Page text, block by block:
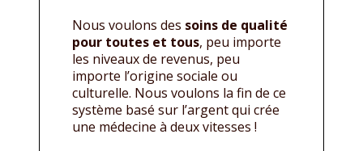
Nous voulons des soins de qualité
pour toutes et tous, peu importe
les niveaux de revenus, peu
importe l’origine sociale ou
culturelle. Nous voulons la fin de ce
système basé sur l’argent qui crée
une médecine à deux vitesses !